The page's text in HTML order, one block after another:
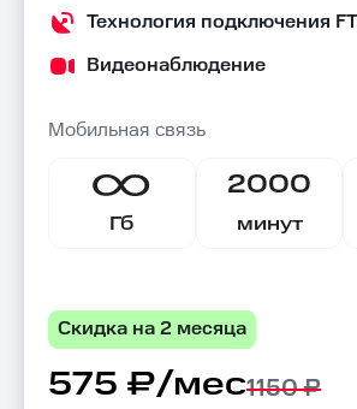
Технология подключения
Видеонаблюдение
Мобильная связь
Гб
2000
минут
Скидка на 2 месяца
575 ₽/мес1150 ₽